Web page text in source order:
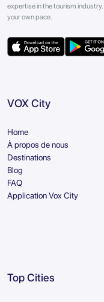
expertise in the tourism
your own pace.
VOX City
Home
À propos de nous
Destinations
Blog
FAQ
Application Vox City
Top Cities